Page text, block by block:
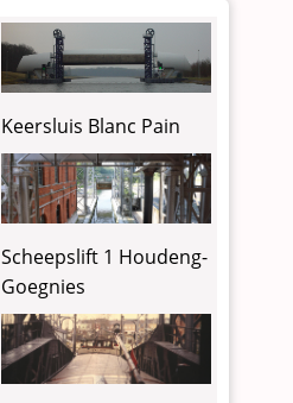
Keersluis Blanc Pain
Scheepslift 1 Houdeng-
Goegnies